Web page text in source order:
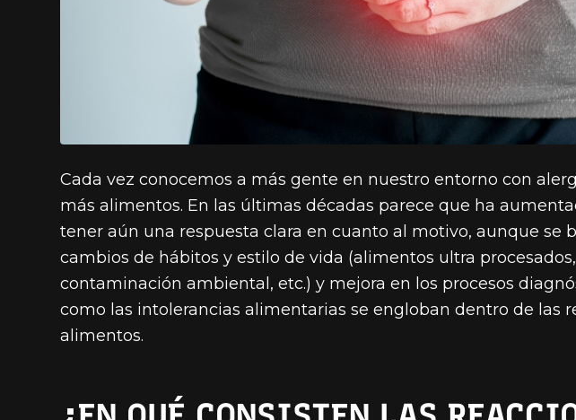
Cada vez conocemos a más gente en nuestro entorno con
más alimentos. En las últimas décadas parece que ha
tener aún una respuesta clara en cuanto al motivo, aunque se
cambios de hábitos y estilo de vida (alimentos ultra
contaminación ambiental, etc.) y mejora en los procesos
como las intolerancias alimentarias se engloban dentro de las
alimentos.